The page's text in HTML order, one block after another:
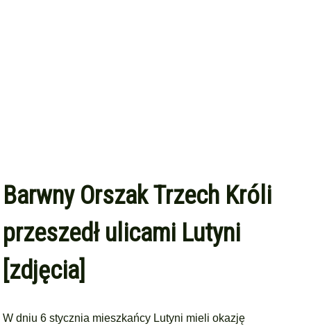
Barwny Orszak Trzech Króli
przeszedł ulicami Lutyni
[zdjęcia]
W dniu 6 stycznia mieszkańcy Lutyni mieli okazję